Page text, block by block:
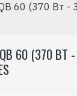
60 (370 Вт -
60 (370